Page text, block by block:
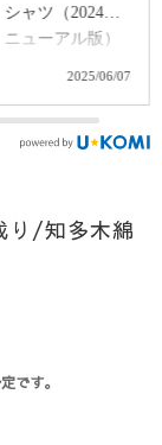
と伝えたい！」
そう思って、自
連写の中には、
もはや事故レベ
っかくだから、
ーアルした バル
2025/06/14
り/知多木綿
です。